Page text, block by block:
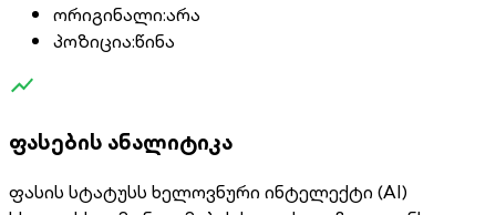
ორიგინალი:არა
პოზიცია:წინა
ფასების ანალიტიკა
ფასის სტატუსს ხელოვნური ინტელექტი (AI)